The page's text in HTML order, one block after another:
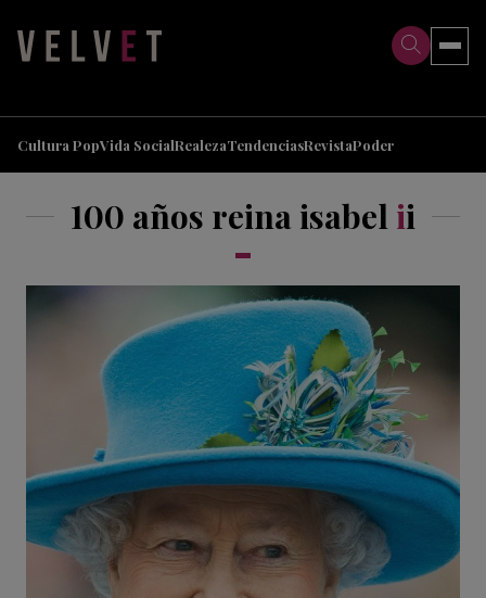
Cultura PopVida SocialRealezaTendenciasRevistaPoder
100 años reina isabel ii